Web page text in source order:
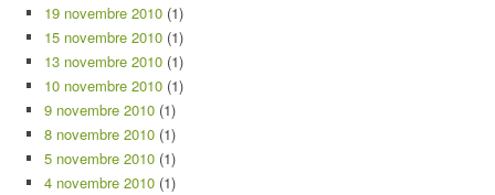
19 novembre 2010 (1)
15 novembre 2010 (1)
13 novembre 2010 (1)
10 novembre 2010 (1)
9 novembre 2010 (1)
8 novembre 2010 (1)
5 novembre 2010 (1)
4 novembre 2010 (1)